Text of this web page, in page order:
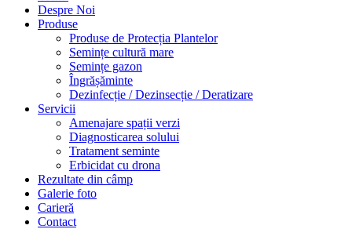
Despre Noi
Produse
Produse de Protecția Plantelor
Semințe cultură mare
Semințe gazon
Îngrășăminte
Dezinfecție / Dezinsecție / Deratizare
Servicii
Amenajare spații verzi
Diagnosticarea solului
Tratament seminte
Erbicidat cu drona
Rezultate din câmp
Galerie foto
Carieră
Contact